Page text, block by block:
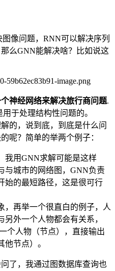
像问题，RNN可以解决序列
么GNN能解决啥？比如说这
神经网络来解决旅行商问题.
于处理结构性问题的。
的，说到底，到底是什么问
呢？简单的举两个例子：
我用GNN求解可能是这样
与城市的网络图，GNN负责
始的最短路径，这是很可行
，再举一个很直白的例子，人
另外一个人物都会有关系，
个人物（节点），直接输出
他节点）。
了，我通过图数据库查询也